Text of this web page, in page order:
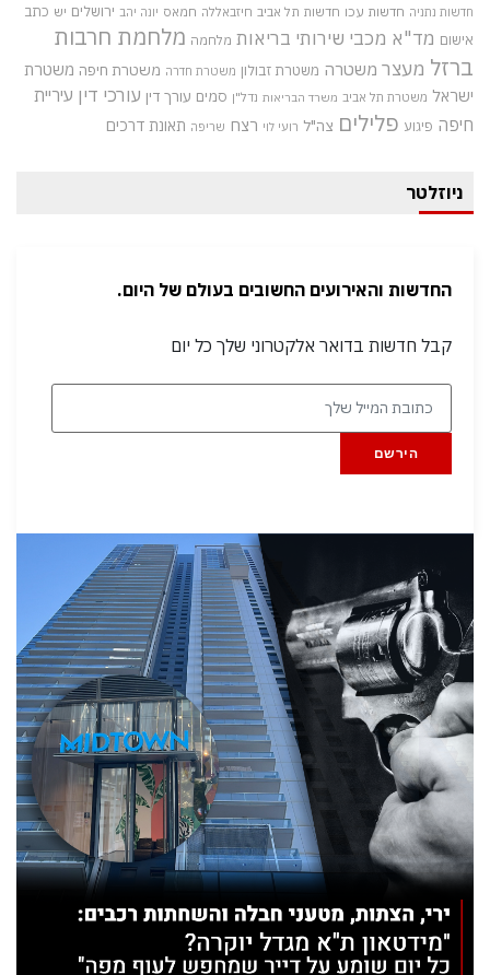
חדשות נתניה חדשות עכו חדשות תל אביב חיזבאללה חמאס יונה יהב ירושלים יש כתב
אישום מד"א מכבי שירותי בריאות מלחמה מלחמת חרבות
ברזל מעצר משטרה משטרת זבולון משטרת חדרה משטרת חיפה משטרת
ישראל משטרת תל אביב משרד הבריאות נדל"ן סמים עורך דין עורכי דין עיריית
חיפה פיגוע פלילים צה"ל רועי לוי רצח שריפה תאונת דרכים
ניוזלטר
החדשות והאירועים החשובים בעולם של היום.
קבל חדשות בדואר אלקטרוני שלך כל יום
הירשם